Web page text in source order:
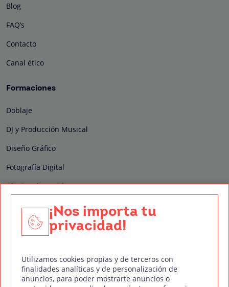
Blog
FAQ’s
Contacto
Canal ético
Formaciones
Doblaje
DJ y Producción Musical
Diseño Gráfico
Fotografía Digital
Técnico de Sonido
Edición y Postproducción de Vídeo
Nuestros sellos de calidad
¡Nos importa tu
privacidad!
Utilizamos cookies propias y de terceros con
finalidades analíticas y de personalización de
anuncios, para poder mostrarte anuncios o